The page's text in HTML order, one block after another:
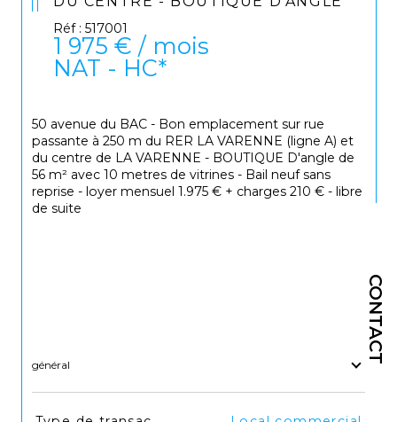
CONTACT
Réf : 517001
1 975 € / mois
NAT - HC*
50 avenue du BAC - Bon emplacement sur rue
passante à 250 m du RER LA VARENNE (ligne A) et
du centre de LA VARENNE - BOUTIQUE D'angle de
56 m² avec 10 metres de vitrines - Bail neuf sans
reprise - loyer mensuel 1.975 € + charges 210 € - libre
de suite
général
TRAD_SIROCCO_Caracteristique Valeurs